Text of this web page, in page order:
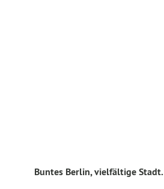
Buntes Berlin, vielfältige Stadt.